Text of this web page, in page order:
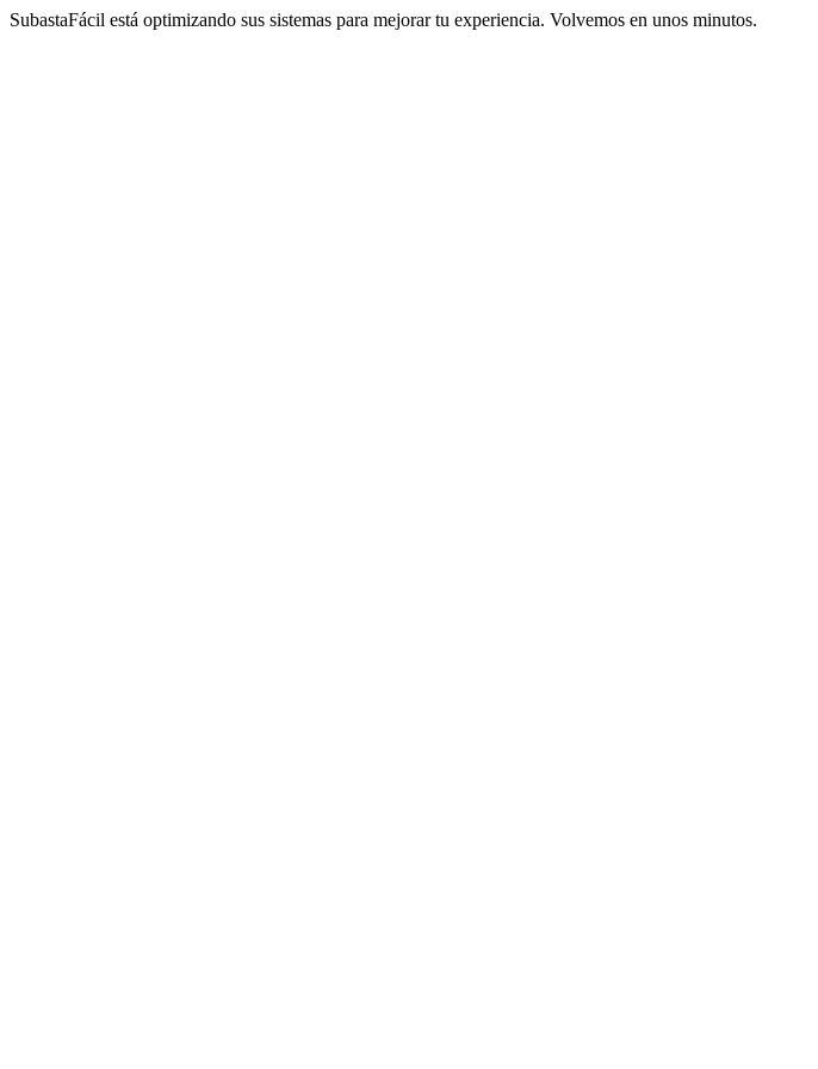
SubastaFácil está optimizando sus sistemas para mejorar tu experiencia. Volvemos en unos minutos.